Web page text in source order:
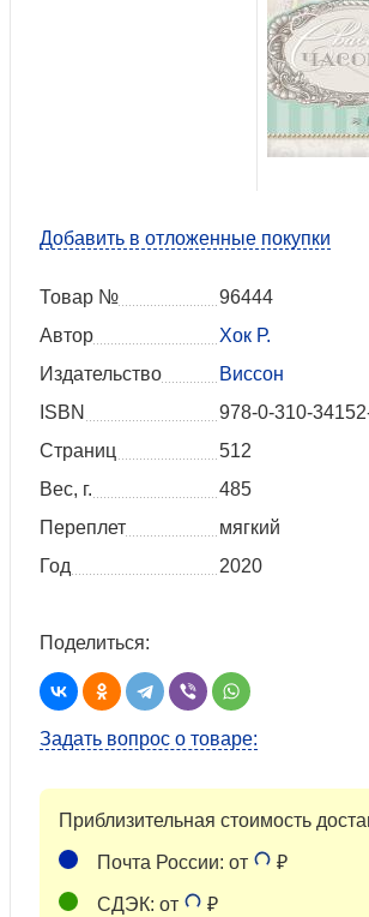
Добавить в отложенные покупки
Товар №
96444
Автор
Хок Р.
Издательство
Виссон
ISBN
978-0-310-
Страниц
512
Вес, г.
485
Переплет
мягкий
Год
2020
Поделиться:
Задать вопрос о товаре:
Приблизительная стоимость
Почта России: от ₽
СДЭК: от ₽